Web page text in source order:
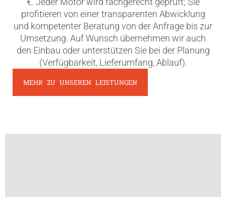
profitieren von einer transparenten Abwicklung
und kompetenter Beratung von der Anfrage bis zur
Umsetzung. Auf Wunsch übernehmen wir auch
den Einbau oder unterstützen Sie bei der Planung
(Verfügbarkeit, Lieferumfang, Ablauf).
MEHR ZU UNSEREN LEISTUNGEN